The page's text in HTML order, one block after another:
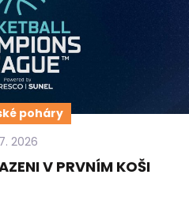
poháry
2026
V PRVNÍM KOŠI